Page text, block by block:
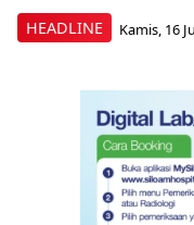
HEADLINE Kamis, 16